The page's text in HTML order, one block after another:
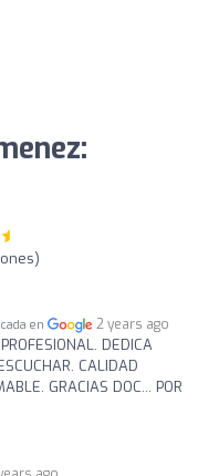
en 2 years ago
DEDICA
CALIDAD
GRACIAS DOC... POR